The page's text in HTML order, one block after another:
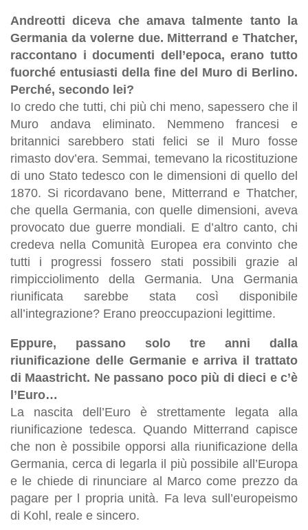
Andreotti diceva che amava talmente tanto la
Germania da volerne due. Mitterrand e Thatcher,
raccontano i documenti dell’epoca, erano tutto
fuorché entusiasti della fine del Muro di Berlino.
Perché, secondo lei?
Io credo che tutti, chi più chi meno, sapessero che il
Muro andava eliminato. Nemmeno francesi e
britannici sarebbero stati felici se il Muro fosse
rimasto dov’era. Semmai, temevano la ricostituzione
di uno Stato tedesco con le dimensioni di quello del
1870. Si ricordavano bene, Mitterrand e Thatcher,
che quella Germania, con quelle dimensioni, aveva
provocato due guerre mondiali. E d’altro canto, chi
credeva nella Comunità Europea era convinto che
tutti i progressi fossero stati possibili grazie al
rimpicciolimento della Germania. Una Germania
riunificata sarebbe stata così disponibile
all’integrazione? Erano preoccupazioni legittime.
Eppure, passano solo tre anni dalla
riunificazione delle Germanie e arriva il trattato
di Maastricht. Ne passano poco più di dieci e c’è
l’Euro…
La nascita dell’Euro è strettamente legata alla
riunificazione tedesca. Quando Mitterrand capisce
che non è possibile opporsi alla riunificazione della
Germania, cerca di legarla il più possibile all’Europa
e le chiede di rinunciare al Marco come prezzo da
pagare per l propria unità. Fa leva sull’europeismo
di Kohl, reale e sincero.